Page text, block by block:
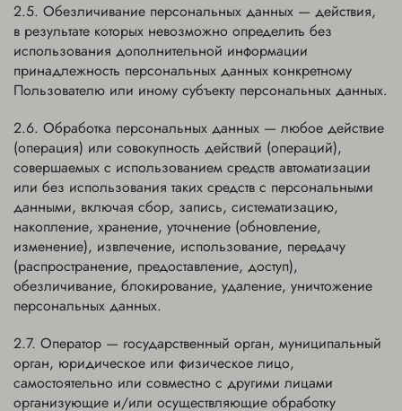
Обезличивание персональных данных — действия,
в результате которых невозможно определить без
использования дополнительной информации
принадлежность персональных данных конкретному
Пользователю или иному субъекту персональных данных.
Обработка персональных данных — любое действие
(операция) или совокупность действий (операций),
совершаемых с использованием средств автоматизации
или без использования таких средств с персональными
данными, включая сбор, запись, систематизацию,
накопление, хранение, уточнение (обновление,
изменение), извлечение, использование, передачу
(распространение, предоставление, доступ),
обезличивание, блокирование, удаление, уничтожение
персональных данных.
Оператор — государственный орган, муниципальный
орган, юридическое или физическое лицо,
самостоятельно или совместно с другими лицами
организующие и/или осуществляющие обработку